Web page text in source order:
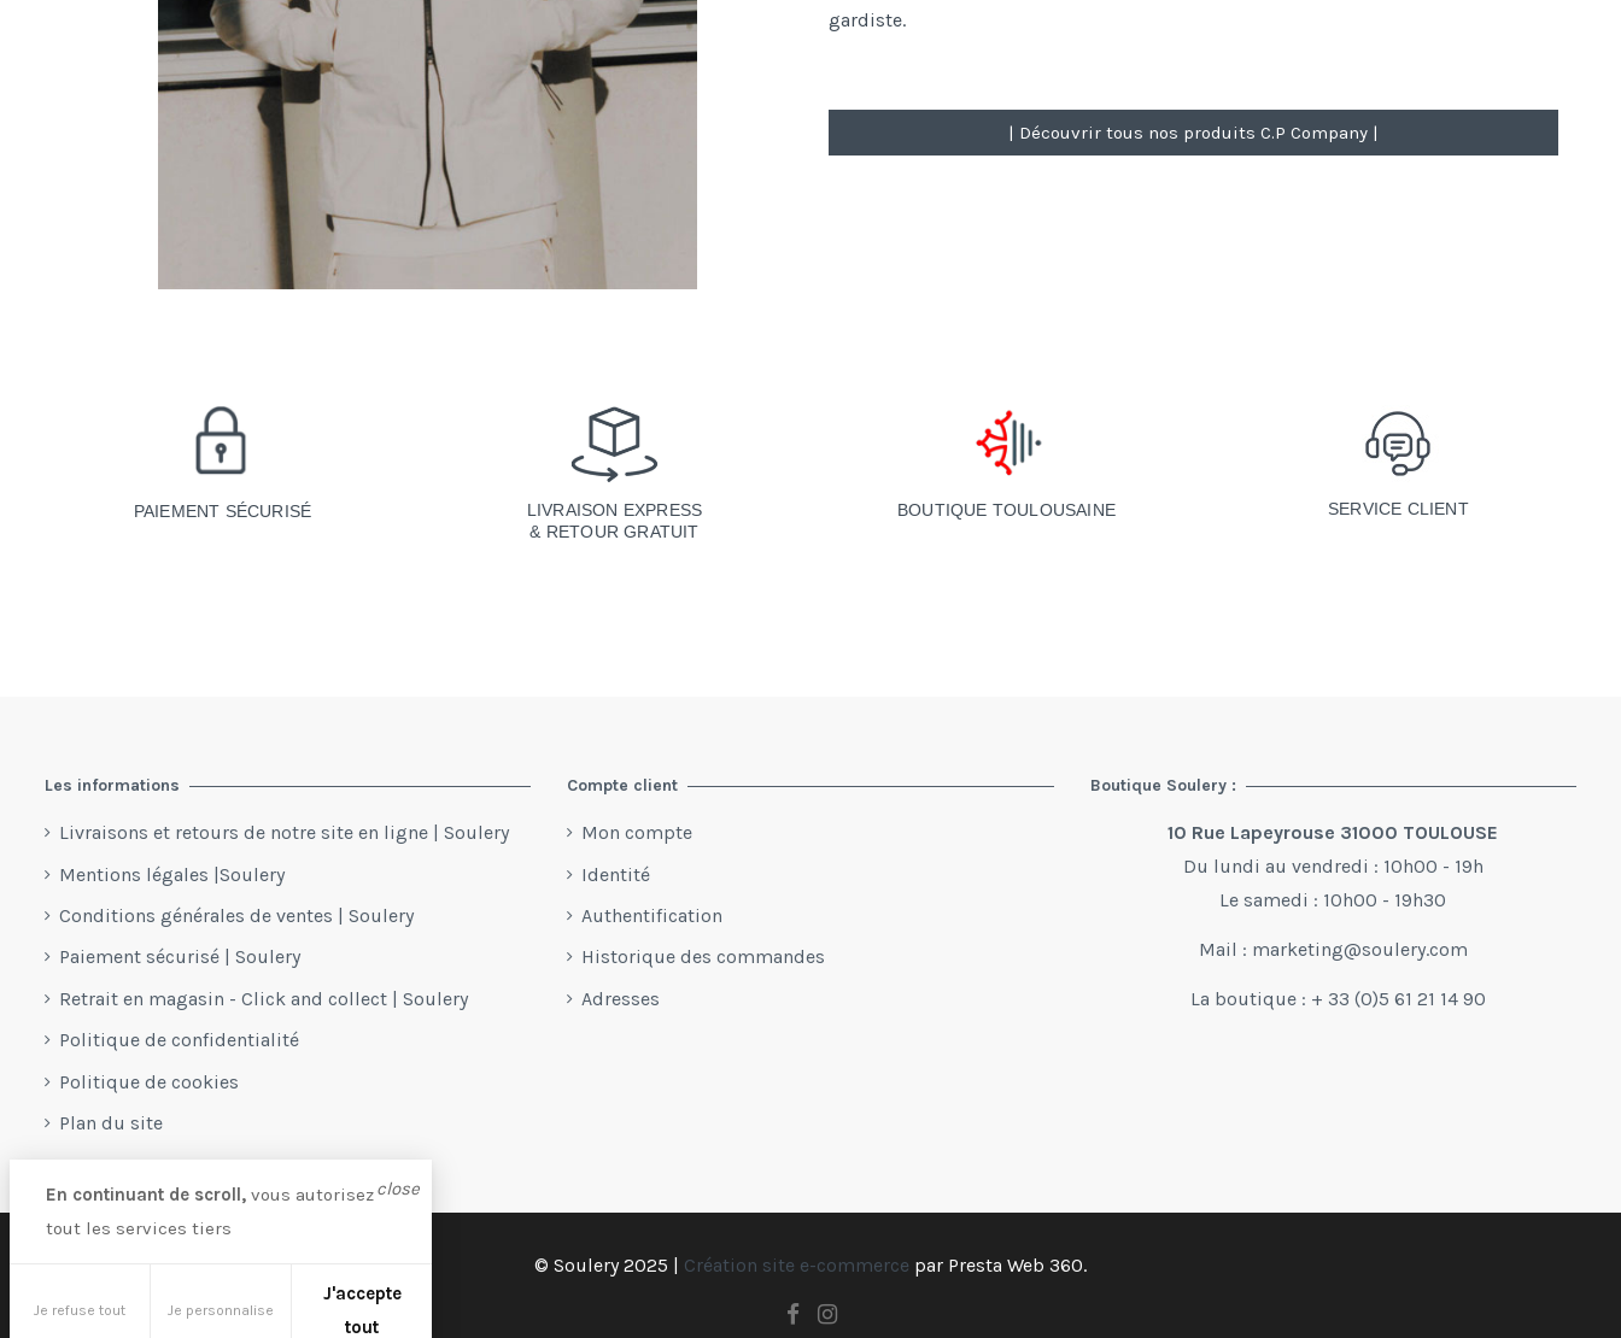
gardiste.
| Découvrir tous nos produits C.P Company |
PAIEMENT SÉCURISÉ
LIVRAISON EXPRESS
& RETOUR GRATUIT
BOUTIQUE TOULOUSAINE SERVICE CLIENT
Les informations
Livraisons et retours de notre site en ligne | Soulery
Mentions légales |Soulery
Conditions générales de ventes | Soulery
Paiement sécurisé | Soulery
Retrait en magasin - Click and collect | Soulery
Politique de confidentialité
Politique de cookies
Plan du site
Compte client
Mon compte
Identité
Authentification
Historique des commandes
Adresses
Boutique Soulery :
10 Rue Lapeyrouse 31000 TOULOUSE
Du lundi au vendredi : 10h00 - 19h
Le samedi : 10h00 - 19h30
Mail : marketing@soulery.com
La boutique : + 33 (0)5 61 21 14 90
© Soulery 2025 | Création site e-commerce par Presta Web 360.
close
En continuant de scroll, vous autorisez
tout les services tiers
Je refuse tout Je personnalise
J'accepte
tout